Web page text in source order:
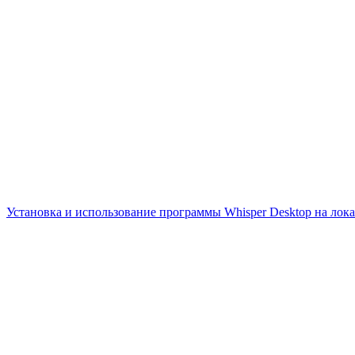
Установка и использование программы Whisper Desktop на